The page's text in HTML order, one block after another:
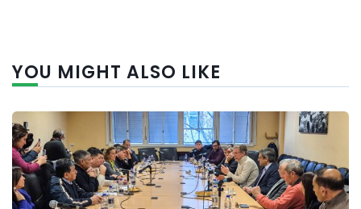
YOU MIGHT ALSO LIKE